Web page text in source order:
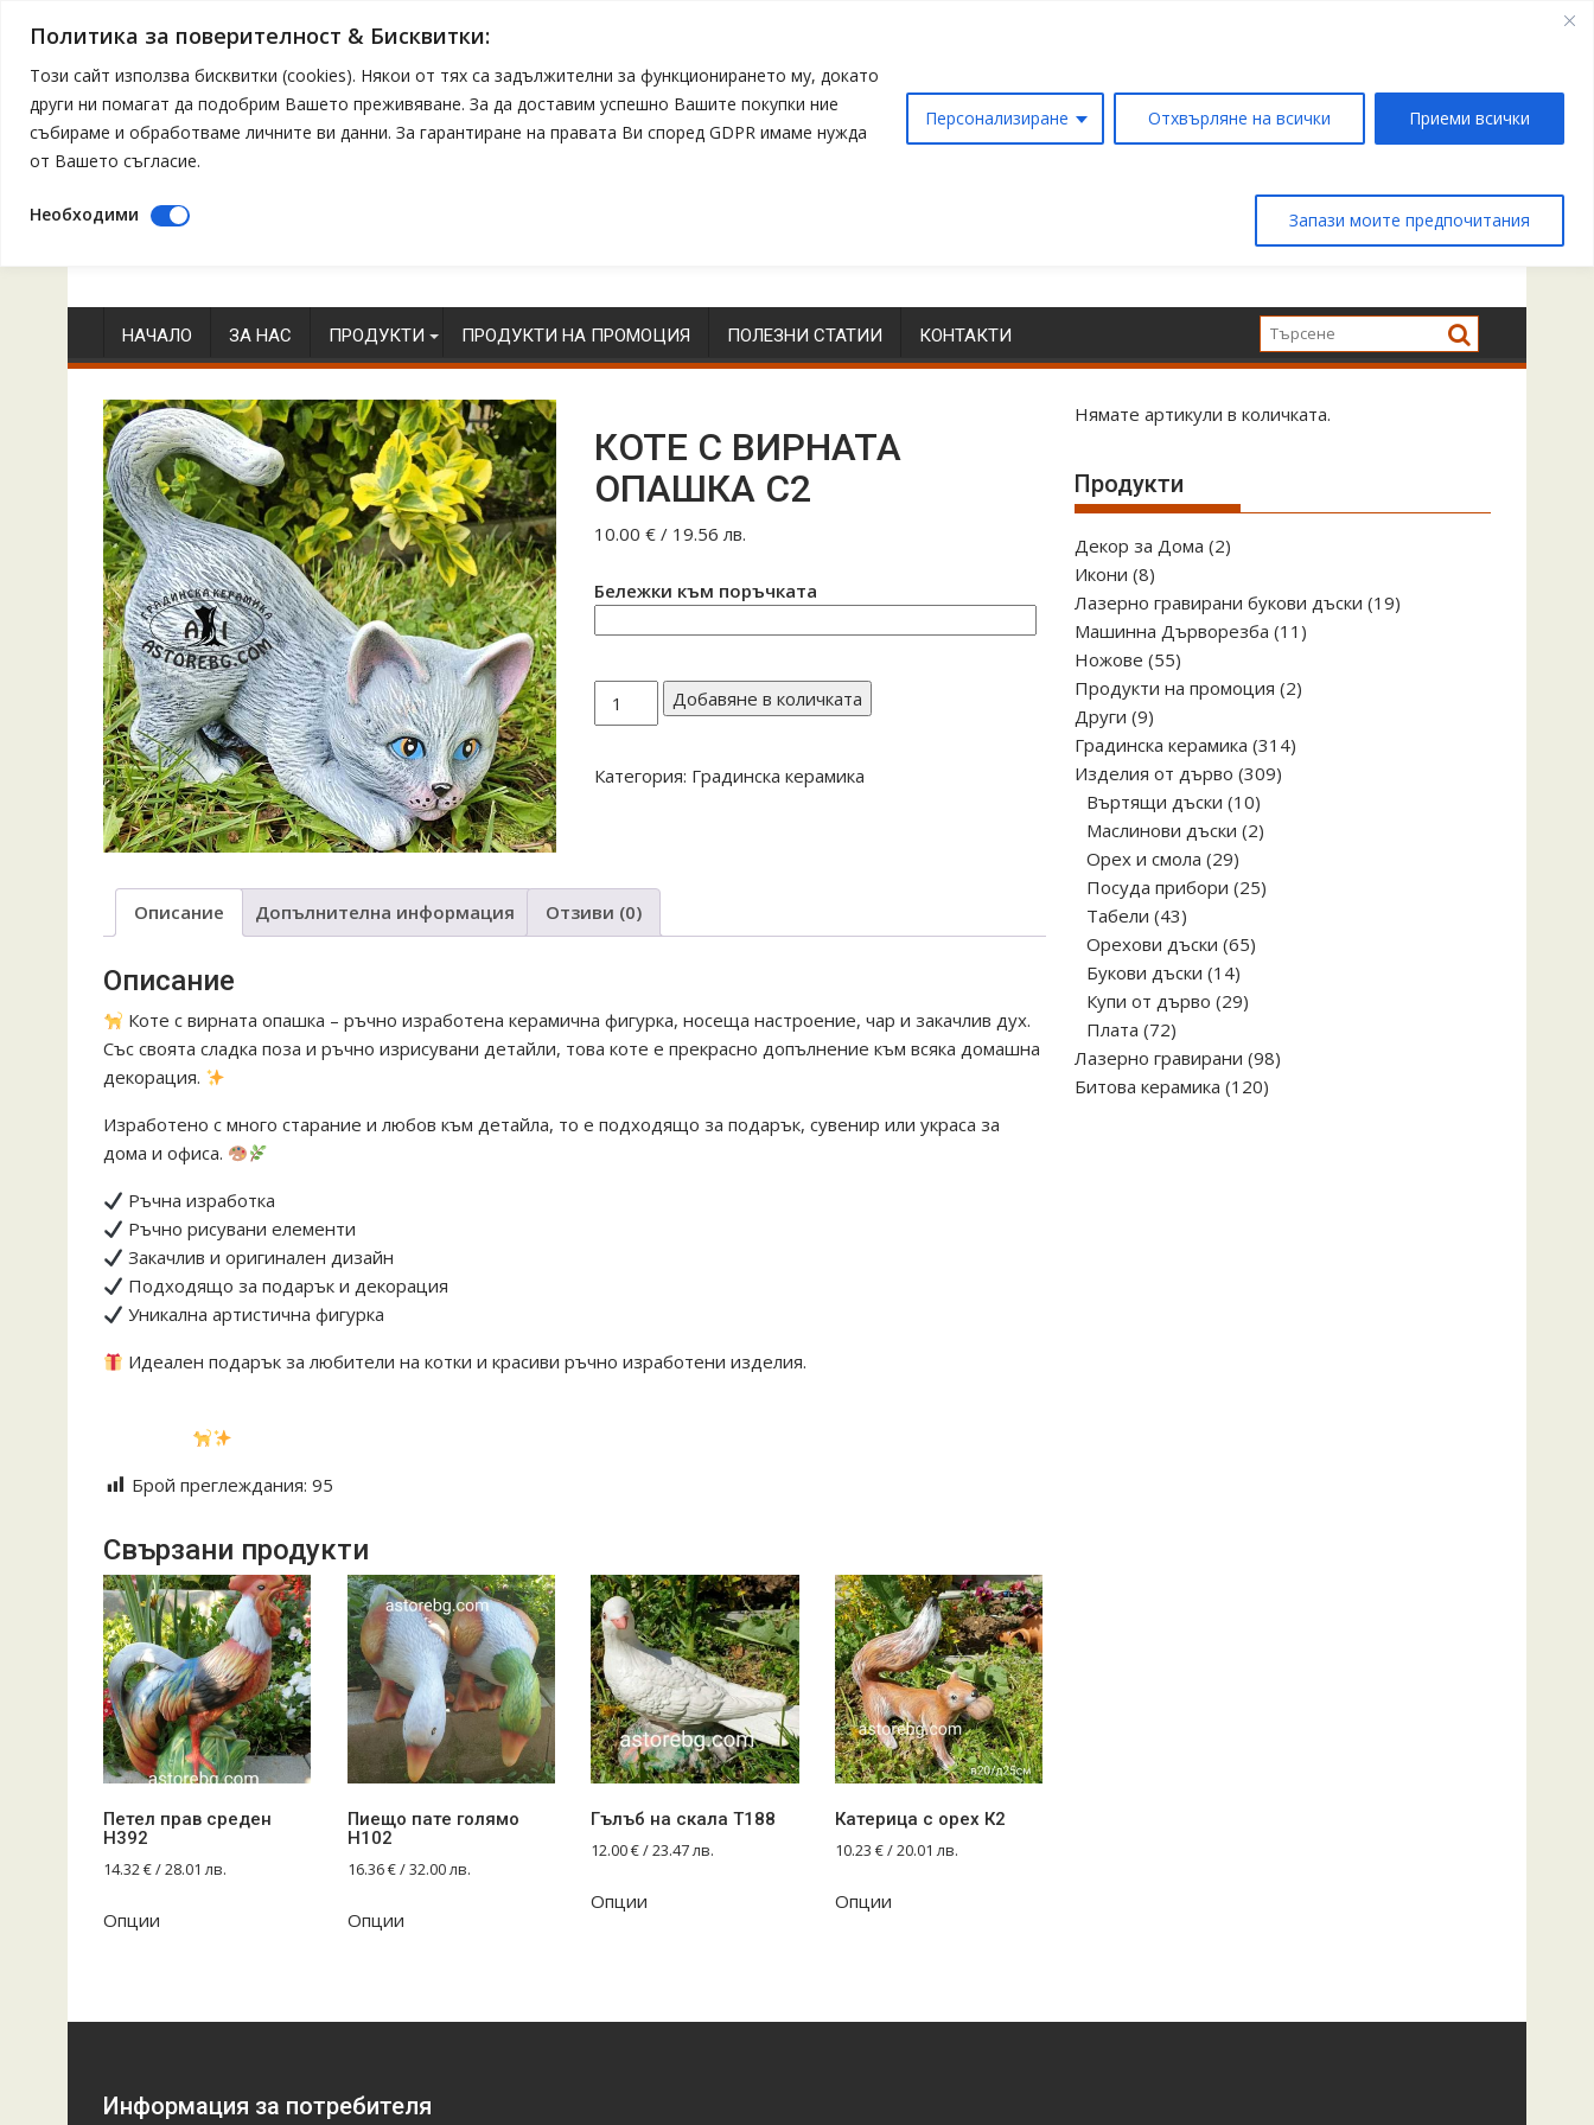
Политика за поверителност & Бисквитки:
Този сайт използва бисквитки (cookies). Някои от тях са задължителни за функционирането му, докато
други ни помагат да подобрим Вашето преживяване. За да доставим успешно Вашите покупки ние
събираме и обработваме личните ви данни. За гарантиране на правата Ви според GDPR имаме нужда
от Вашето съгласие.
Персонализиране Отхвърляне на всички Приеми всички
Необходими Запази моите предпочитания
to
contentНАЧАЛО ЗА НАС ПРОДУКТИ ПРОДУКТИ НА ПРОМОЦИЯ ПОЛЕЗНИ СТАТИИ КОНТАКТИ
КОТЕ С ВИРНАТА
ОПАШКА С2
10.00 €/ 19.56 лв.
Бележки към поръчката
количество
за
С
Добавяне в количката
Категория: Градинска керамика
Описание Допълнителна информация Отзиви (0)
Описание
Коте с вирната опашка – ръчно изработена керамична фигурка, носеща настроение, чар и закачлив дух.
Със своята сладка поза и ръчно изрисувани детайли, това коте е прекрасно допълнение към всяка домашна
декорация.
Изработено с много старание и любов към детайла, то е подходящо за подарък, сувенир или украса за
дома и офиса.
Ръчна изработка
Ръчно рисувани елементи
Закачлив и оригинален дизайн
Подходящо за подарък и декорация
Уникална артистична фигурка
Идеален подарък за любители на котки и красиви ръчно изработени изделия.
Брой преглеждания: 95
Свързани продукти
Петел прав среден
Н392
14.32 €/ 28.01 лв.
Опции
Пиещо пате голямо
Н102
16.36€/ 32.00 лв.
Опции
Гълъб на скала T188
12.00€/ 23.47 лв.
Опции
Катерица с орех К2
10.23 €/ 20.01 лв.
Опции
Нямате артикули в количката.
Продукти
Декор за Дома 22
Икони 88
продукта
Лазерно гравирани букови дъски 1919
Машинна Дърворезба 11 11
Ножове 5555
продукта
Продукти на промоция 22
Други 99
продукта
Градинска керамика 314314
Изделия от дърво 309309
Въртящи дъски 1010
продукта
Маслинови дъски 22
Орех и смола 2929
продукта
Посуда прибори 2525
Табели 4343
продукта
Орехови дъски 6565
Букови дъски 1414
продукта
Купи от дърво 2929
Плата 7272
продукта
Лазерно гравирани 9898
Битова керамика 120120
Информация за потребителя